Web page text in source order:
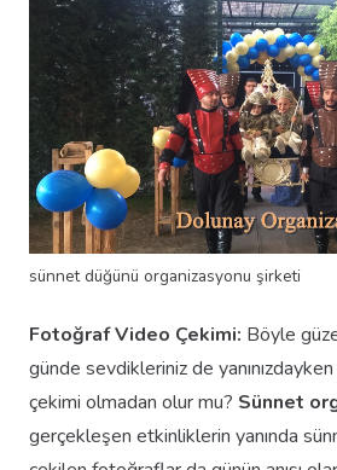
sünnet düğünü organizasyonu şirketi
Fotoğraf Video Çekimi: Böyle
günde sevdikleriniz de
çekimi olmadan olur mu? Sünnet
gerçekleşen etkinliklerin yanında